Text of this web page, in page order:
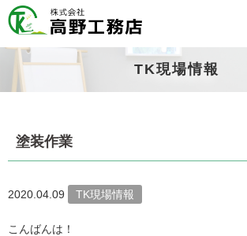
TK現場情報
塗装作業
2020.04.09 TK現場情報
こんばんは！